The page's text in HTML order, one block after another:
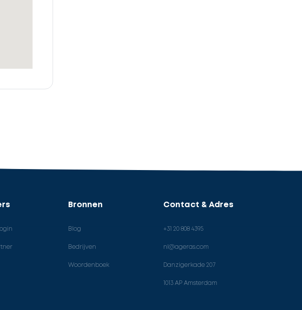
Bronnen
Blog
Bedrijven
Woordenboek
Contact & Adres
+31 20 808 4395
nl@ageras.com
Danzigerkade 207
1013 AP Amsterdam